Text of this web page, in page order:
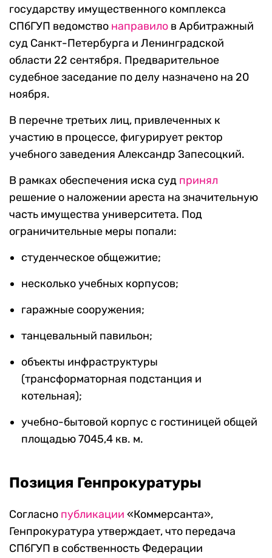
государству имущественного комплекса
СПбГУП ведомство направило в Арбитражный
суд Санкт-Петербурга и Ленинградской
области 22 сентября. Предварительное
судебное заседание по делу назначено на 20
ноября.
В перечне третьих лиц, привлеченных к
участию в процессе, фигурирует ректор
учебного заведения Александр Запесоцкий.
В рамках обеспечения иска суд принял
решение о наложении ареста на значительную
часть имущества университета. Под
ограничительные меры попали:
студенческое общежитие;
несколько учебных корпусов;
гаражные сооружения;
танцевальный павильон;
объекты инфраструктуры
(трансформаторная подстанция и
котельная);
учебно-бытовой корпус с гостиницей общей
площадью 7045,4 кв. м.
Позиция Генпрокуратуры
Согласно публикации «Коммерсанта»,
Генпрокуратура утверждает, что передача
СПбГУП в собственность Федерации